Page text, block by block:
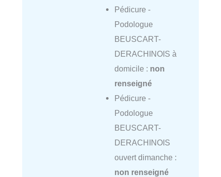
Pédicure -
Podologue
BEUSCART-
DERACHINOIS à
domicile : non
renseigné
Pédicure -
Podologue
BEUSCART-
DERACHINOIS
ouvert dimanche :
non renseigné